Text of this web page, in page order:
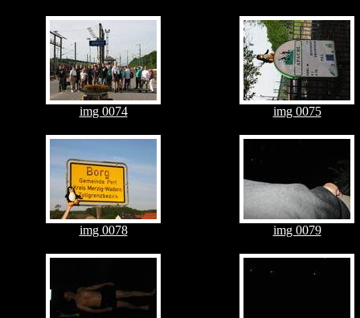
img 0074 img 0075
img 0078 img 0079